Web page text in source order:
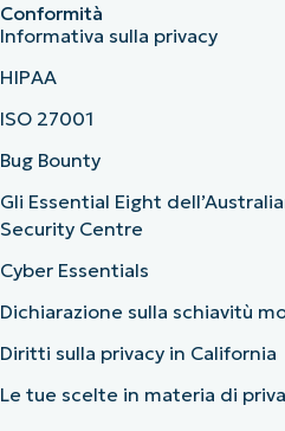
Conformità
Informativa sulla privacy
HIPAA
ISO 27001
Bug Bounty
Gli Essential Eight
Security Centre
Cyber Essentials
Dichiarazione sulla schiavitù
Diritti sulla privacy in California
Le tue scelte in materia di